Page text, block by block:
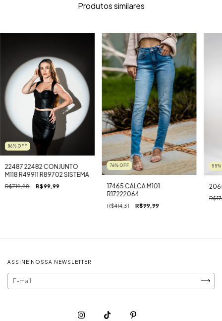
Produtos similares
86% OFF
22487 22482 CONJUNTO
M118 R49911 R89702 SISTEMA
R$719,98 R$99,99
76%OFF
17465 CALCA M101
R17222064
R$414,31 R$99,99
55
ASSINE NOSSA NEWSLETTER